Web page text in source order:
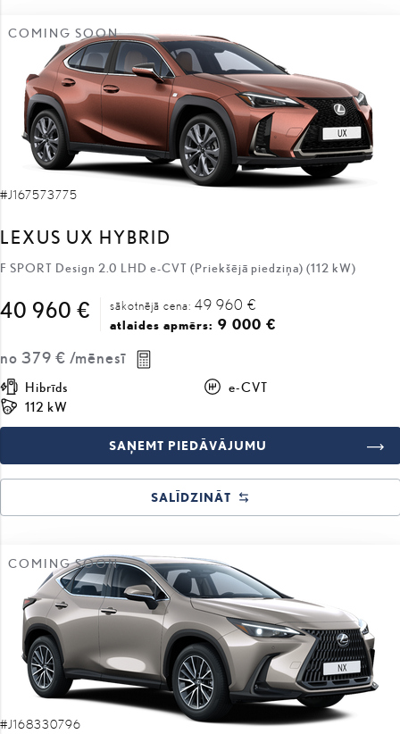
COMING SOON
#J167573775
LEXUS UX HYBRID
F SPORT Design 2.0 LHD e-CVT (Priekšējā piedziņa) (112 kW)
40 960 € sākotnējā cena: 49 960 €
atlaides apmērs: 9 000 €
no 379 € /mēnesī
Hibrīds
e-CVT
112 kW
SAŅEMT PIEDĀVĀJUMU
SALĪDZINĀT
COMING SOON
#J168330796